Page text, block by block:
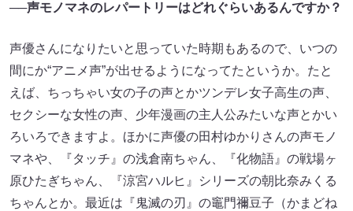
──声モノマネのレパートリーはどれぐらいあるんですか？
声優さんになりたいと思っていた時期もあるので、いつの
間にか“アニメ声”が出せるようになってたというか。たと
えば、ちっちゃい女の子の声とかツンデレ女子高生の声、
セクシーな女性の声、少年漫画の主人公みたいな声とかい
ろいろできますよ。ほかに声優の田村ゆかりさんの声モノ
マネや、『タッチ』の浅倉南ちゃん、『化物語』の戦場ヶ
原ひたぎちゃん、『涼宮ハルヒ』シリーズの朝比奈みくる
ちゃんとか。最近は『鬼滅の刃』の竈門禰豆子（かまどね